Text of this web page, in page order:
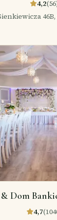
4,2(56
46B,
Dom
4,7(